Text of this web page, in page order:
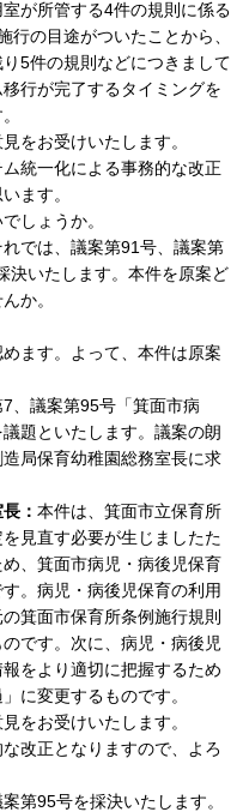
が所管する4件の規則に係る
の目途がついたことから、
5件の規則などにつきまして
行が完了するタイミングを
をお受けいたします。
統一化による事務的な改正
ます。
しょうか。
では、議案第91号、議案第
決いたします。本件を原案ど
か。
ます。よって、本件は原案
、議案第95号「箕面市病
題といたします。議案の朗
局保育幼稚園総務室長に求
： 本件は、箕面市立保育所
見直す必要が生じましたた
、箕面市病児・病後児保育
。病児・病後児保育の利用
箕面市保育所条例施行規則
です。次に、病児・病後児
をより適切に把握するため
に変更するものです。
をお受けいたします。
改正となりますので、よろ
第95号を採決いたします。